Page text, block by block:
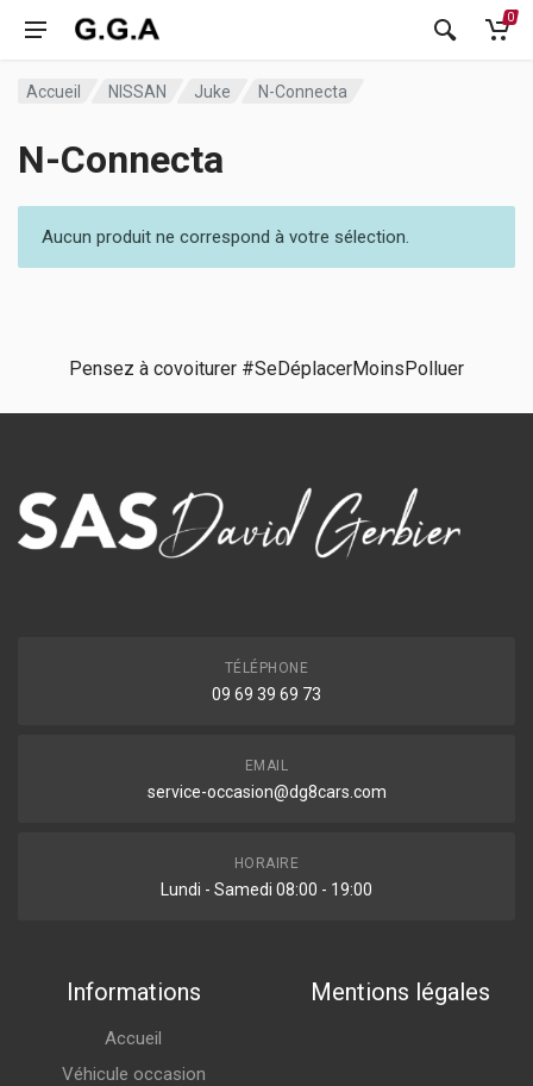
0
Accueil NISSAN Juke N-Connecta
N-Connecta
Aucun produit ne correspond à votre sélection.
Pensez à covoiturer #SeDéplacerMoinsPolluer
TÉLÉPHONE
09 69 39 69 73
EMAIL
service-occasion@dg8cars.com
HORAIRE
Lundi - Samedi 08:00 - 19:00
Informations
Accueil
Véhicule occasion
Mentions légales